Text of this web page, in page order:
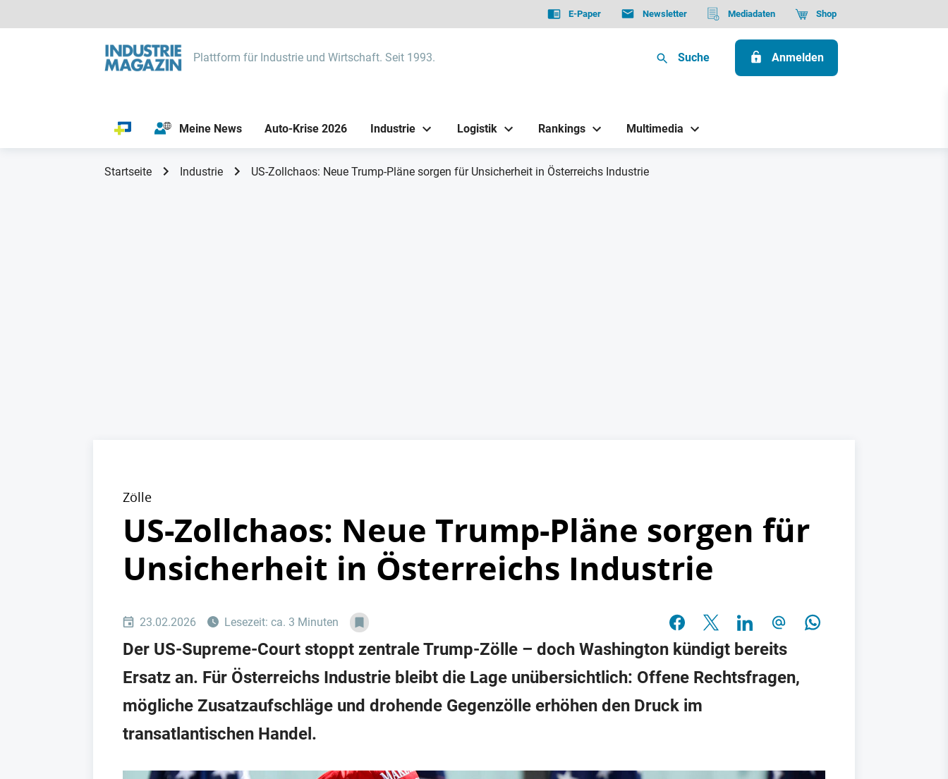
E-Paper Newsletter Mediadaten Shop
Plattform für Industrie und Wirtschaft. Seit 1993. Suche Anmelden
Meine News Auto-Krise 2026 Industrie Logistik Rankings Multimedia
Startseite Industrie US-Zollchaos: Neue Trump-Pläne sorgen für Unsicherheit in Österreichs Industrie
Zölle
US-Zollchaos: Neue Trump-Pläne sorgen für
Unsicherheit in Österreichs Industrie
23.02.2026 Lesezeit: ca. 3 Minuten
Der US-Supreme-Court stoppt zentrale Trump-Zölle – doch Washington kündigt bereits
Ersatz an. Für Österreichs Industrie bleibt die Lage unübersichtlich: Offene Rechtsfragen,
mögliche Zusatzaufschläge und drohende Gegenzölle erhöhen den Druck im
transatlantischen Handel.